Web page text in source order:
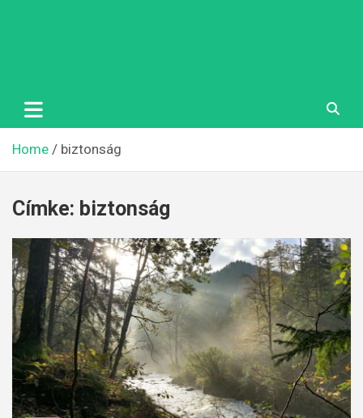
Home biztonság
Címke: biztonság